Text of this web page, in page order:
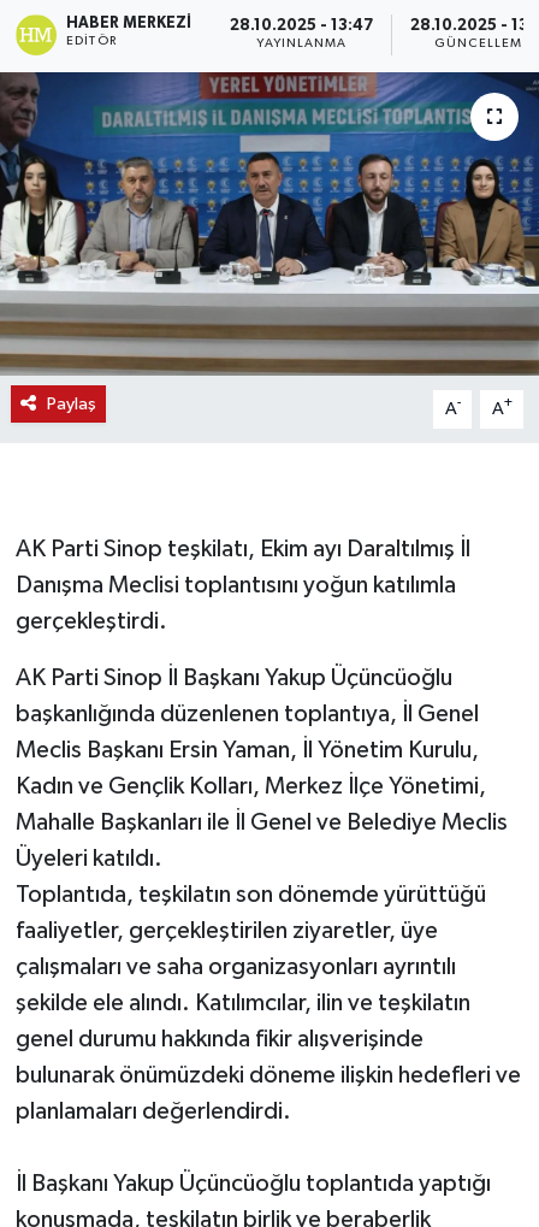
HABER MERKEZI
EDITÖR
28.10.2025 - 13:47
YAYINLANMA
28.10.2025 -
GÜNCELLEME
Paylaş A- A+
AK Parti Sinop teşkilatı, Ekim ayı Daraltılmış İl
Danışma Meclisi toplantısını yoğun katılımla
gerçekleştirdi.
AK Parti Sinop İl Başkanı Yakup Üçüncüoğlu
başkanlığında düzenlenen toplantıya, İl Genel
Meclis Başkanı Ersin Yaman, İl Yönetim Kurulu,
Kadın ve Gençlik Kolları, Merkez İlçe Yönetimi,
Mahalle Başkanları ile İl Genel ve Belediye Meclis
Üyeleri katıldı.
Toplantıda, teşkilatın son dönemde yürüttüğü
faaliyetler, gerçekleştirilen ziyaretler, üye
çalışmaları ve saha organizasyonları ayrıntılı
şekilde ele alındı. Katılımcılar, ilin ve teşkilatın
genel durumu hakkında fikir alışverişinde
bulunarak önümüzdeki döneme ilişkin hedefleri ve
planlamaları değerlendirdi.
İl Başkanı Yakup Üçüncüoğlu toplantıda yaptığı
konuşmada, teşkilatın birlik ve beraberlik